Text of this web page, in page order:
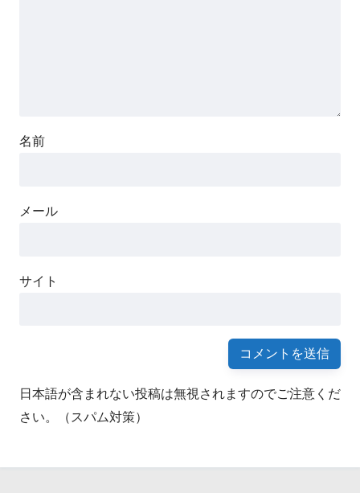
名前
メール
サイト
日本語が含まれない投稿は無視されますのでご注意くだ
さい。（スパム対策）